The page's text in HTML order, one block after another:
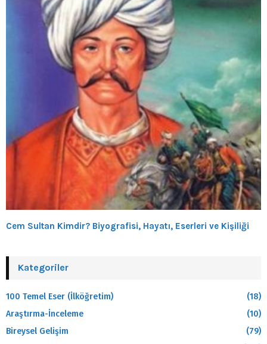
Cem Sultan Kimdir? Biyografisi, Hayatı, Eserleri ve Kişiliği
Kategoriler
100 Temel Eser (İlköğretim)
(18)
Araştırma-İnceleme
(10)
Bireysel Gelişim
(79)